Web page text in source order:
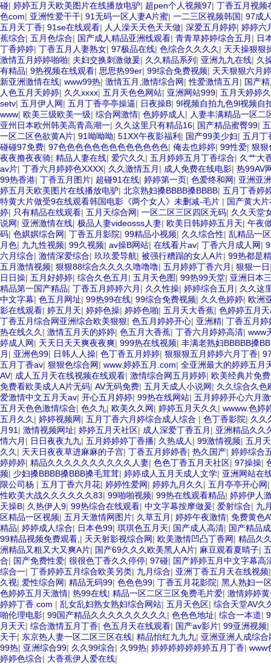
碰| 婷婷五月天欧美图片在线播放电驴| 超pen个人视频97| 丁香五月视频
色com| 亚洲性爱干干| 91无码一区人妻A片蜜| 一二三区视频韩国| 97成
五月天丁香| 91se在线观看| 人人澡天天色天天做| 深爱五月婷婷| 婷婷六
蕉综合| 五月色综合| 国产成人精品亚洲线观看| 青青草婷婷综合五月 | 日
丁香婷婷| 丁香五月人妻熟女| 97极品在线| 色综合久久久久 | 天天操狠狠
激情五月婷婷啪啪| 夫妇交换刺激做爰| 久久精品系列 | 亚洲九九在线| 久
有精品| 9热视频在线观看| 思思热99er| 99综合免费视频| 天天狠狠六月
新亚洲激情在线| www99热| 激情五月,激情综合网|性爱激情五月 | 国产
人色五月天婷婷| 久久xxxx| 五月天色色网站| 亚洲网站999| 五月天婷婷
setv| 五月伊人网| 五月丁香亭亭操逼| 日夜操B| 9l视频自拍九色9l视频自
www| 欧美三级欧美一级| 综合网激情| 色婷婷成人 | 人妻丰满精品一区二
亚州日本欧州韩美高青高潮一| 久久这里只有精品16| 国产精品蜜臀99|
一区二区色欲黄A片| 91呦呦呦| 51XX午夜影福利 | 国产99美少妇| 五月丁
碰碰97免费| 97色色色色色色色色色色色色色| 俺去也婷婷| 99性爱| 狠狠
夜夜撸夜夜骑| 精品人妻在线| 爱穴久久 | 五月婷婷五月丁香综合| 久艹大
av片| 丁香六月婷婷色XXXX| 久久激情五月 | 成人免费在线电影| 热99AV
99热香港| 丁香五月图片| 超碰91在线| 婷婷第一页| 色爱终和网| 亚洲亚
婷五月天欧美图片在线播放电驴| 北京熟妇搡BBBB搡BBBB| 五月丁香婷
特黄大片做受9在线观看韩国电影《两个女人》未删减-毛片 | 国产黄大
婷| 只有精品在线观看| 五月天综合网| 一区二区三区四区无码| 久久天堂
说网| 亚洲激情在线| 极品人妻videosss人妻| 欧美日韩婷婷五月天| 午夜
码| 色娸娸综合网| 丁香五月影院| 99精品小视频| 久久综合性| 乱精品一
月色| 九九性视频| 99久视频| av操B网站| 在线看片av| 丁香六月成人网|
六月综合| 激情深爱综合| 玖玖爱导航| 被强行糟蹋的女人A片| 99热都是
五月激情视频| 狠狠88综合久久久久噜噜噜| 五月婷婷丁香六月 | 狠狠一日
日日操| 五月好婷婷| 综合久色五月 | 五月天色图| 99热99天堂| 亚洲日本
精品第一国产精品| 丁香五月婷婷六月 | 久久性操| 婷婷综合五月 | 久久这
中文字幕| 色五月网址| 99热99在线| 99综合免费视频| 久久色婷婷| 欧洲
影在线观看| 婷五月天| 婷婷色操| 婷婷色啪| 五月天大香蕉| 色婷婷五月
丁香五月综合网亚洲综合欧美狠狠| 色五月婷婷开心| 亚洲精| 丁香五月婷
热在线久久 | 激情五月天的婷婷| 色五月大香蕉| 丁香六月婷婷高清| www
婷成人网| 天天日天天爽夜夜爽| 999热在线视频| 丰满老熟妇BBBBB搡
月 | 亚洲色99| 日韩人人操| 色丁香五月婷婷| 狠狠狠五月婷婷六月丁香|
五月丁香av| 狠狠色综合网| www.婷婷五月.com| 全亚洲最大的婷婷五月
AV| 成人五月天在线视频在线观看| 激情综合网五月婷婷| 欧美经典片免
免费看欧美成人A片无码| AV无码免费| 五月天成人小说网| 久久综合久色
爱激情中文五月天av| 开心五月婷婷| 99热在线网站| 五月婷婷开心六月
五月天色色激情综合| 色久九| 欧美久久网| 婷婷五月天久久 | wwww.色婷
五月久久 | 婷婷视频网| 五月丁香六月婷综合成人综合 | 色丁香影院| 久久
月91 | 激情视频网址| 婷婷五月天社区| 成人深爱丁香五月 | 亚洲精品久久
情六月 | 日日夜夜九九| 五月婷婷婷丁香播| 久热成人 | 99激情视频| 五月
久久 | 天天日夜夜草进麻麻的子宫| 丁香五月婷婷香| 热久国产| 婷婷综合
婷婷婷| 精品久久久久久久久久久久人妻| 色色丁香五月天社区| 97操操|
频| 少妇搡BBBB搡BBB搡毛茸茸| 婷婷成人五月天成人文学| 亚洲网站在
限公司杨 | 五月丁香六月花| 婷婷性爱网| 婷婷九月久久 | 五月亭亭开心网
性欧美大战久久久久久久83| 99啪啪视频| 99热在线观看精品| 婷婷伊人
天操B| 久热伊人9| 99热综合在线观看| 中文字幕按摩做爰| 爱射综合| 九
区精品一区视频| 五月天激情网图片| 久草五月 | 婷婷午夜激情| 免费黄色
精品| 婷婷成人综合| 日本色99| 琪琪色五月天| 国产成人高清| 国产精品
99精品视频免费观看, | 天天射影视综合网| 欧美激情凹凸丁香网| 精品久
洲精品又粗又大又爽A片| 国产69久久久欧美黑人A片| 麻豆观看夏晴子|
合| 国产免费性爱| 很很色丁香久久停停| 97碰| 国产婷婷五月中文字幕高
综合一| 丁香婷婷五月综合欧美另类| 九月综合| 亚洲丁香五月天在线视频
久视| 爱性综合网| 精品无码99| 色色色99| 丁香五月花影院| 黑人熟妇一
色婷婷五月天激情| 热99在线| 精品一区二区三区免费毛片爱| 激情婷婷
婷婷丁香.com | 乱女乱妇熟女熟妇综合网站| 五月天色区| 综合天堂AV久
啪伦理电影| 99国产精品久久久久久久久久久 | 色色色地址| 综合一本道|
月天天| 综合激情五月丁香| 色五月天在线观看| 国产av影片| 99亚洲视频|
天干| 东京热人妻一区二区三区在线| 精品怡红九九九| 亚洲亚洲人成综合
99热| 亚洲综合99| 久久99综合| 久99热| 婷婷婷婷婷婷婷五月丁香| www
婷婷色综合| 大香蕉伊人爱在线|